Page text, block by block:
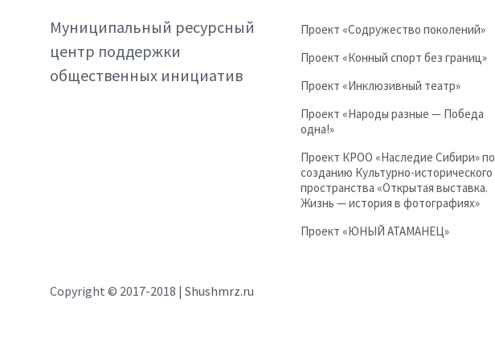
Муниципальный ресурсный
центр поддержки
общественных инициатив
Проект «Содружество поколений»
Проект «Конный спорт без границ»
Проект «Инклюзивный театр»
Проект «Народы разные — Победа
одна!»
Проект КРОО «Наследие Сибири» по
созданию Культурно-исторического
пространства «Открытая выставка.
Жизнь — история в фотографиях»
Проект «ЮНЫЙ АТАМАНЕЦ»
Copyright © 2017-2018 | Shushmrz.ru